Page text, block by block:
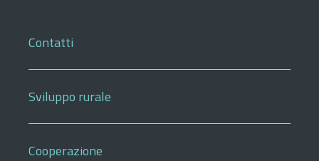
Contatti
Sviluppo rurale
Cooperazione